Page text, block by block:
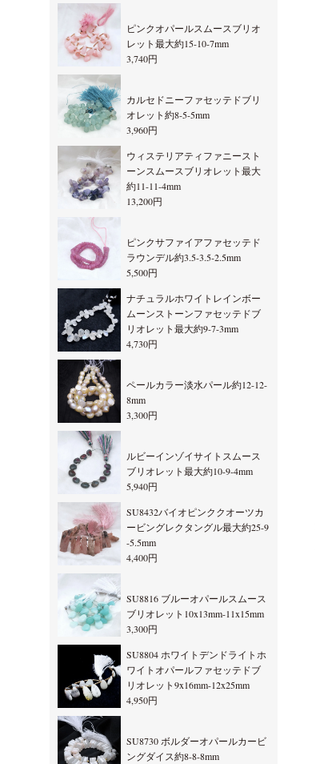
ピンクオパールスムースブリオ
レット最大約15-10-7mm
3,740円
カルセドニーファセッテドブリ
オレット約8-5-5mm
3,960円
ウィステリアティファニースト
ーンスムースブリオレット最大
約11-11-4mm
13,200円
ピンクサファイアファセッテド
ラウンデル約3.5-3.5-2.5mm
5,500円
ナチュラルホワイトレインボー
ムーンストーンファセッテドブ
リオレット最大約9-7-3mm
4,730円
ペールカラー淡水パール約12-12-
8mm
3,300円
ルビーインゾイサイトスムース
ブリオレット最大約10-9-4mm
5,940円
SU8432バイオピンククオーツカ
ービングレクタングル最大約25-9
-5.5mm
4,400円
SU8816 ブルーオパールスムース
ブリオレット10x13mm-11x15mm
3,300円
SU8804 ホワイトデンドライトホ
ワイトオパールファセッテドブ
リオレット9x16mm-12x25mm
4,950円
SU8730 ボルダーオパールカービ
ングダイス約8-8-8mm